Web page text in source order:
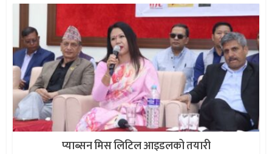
प्याब्सन मिस लिटिल आइडलको तयारी